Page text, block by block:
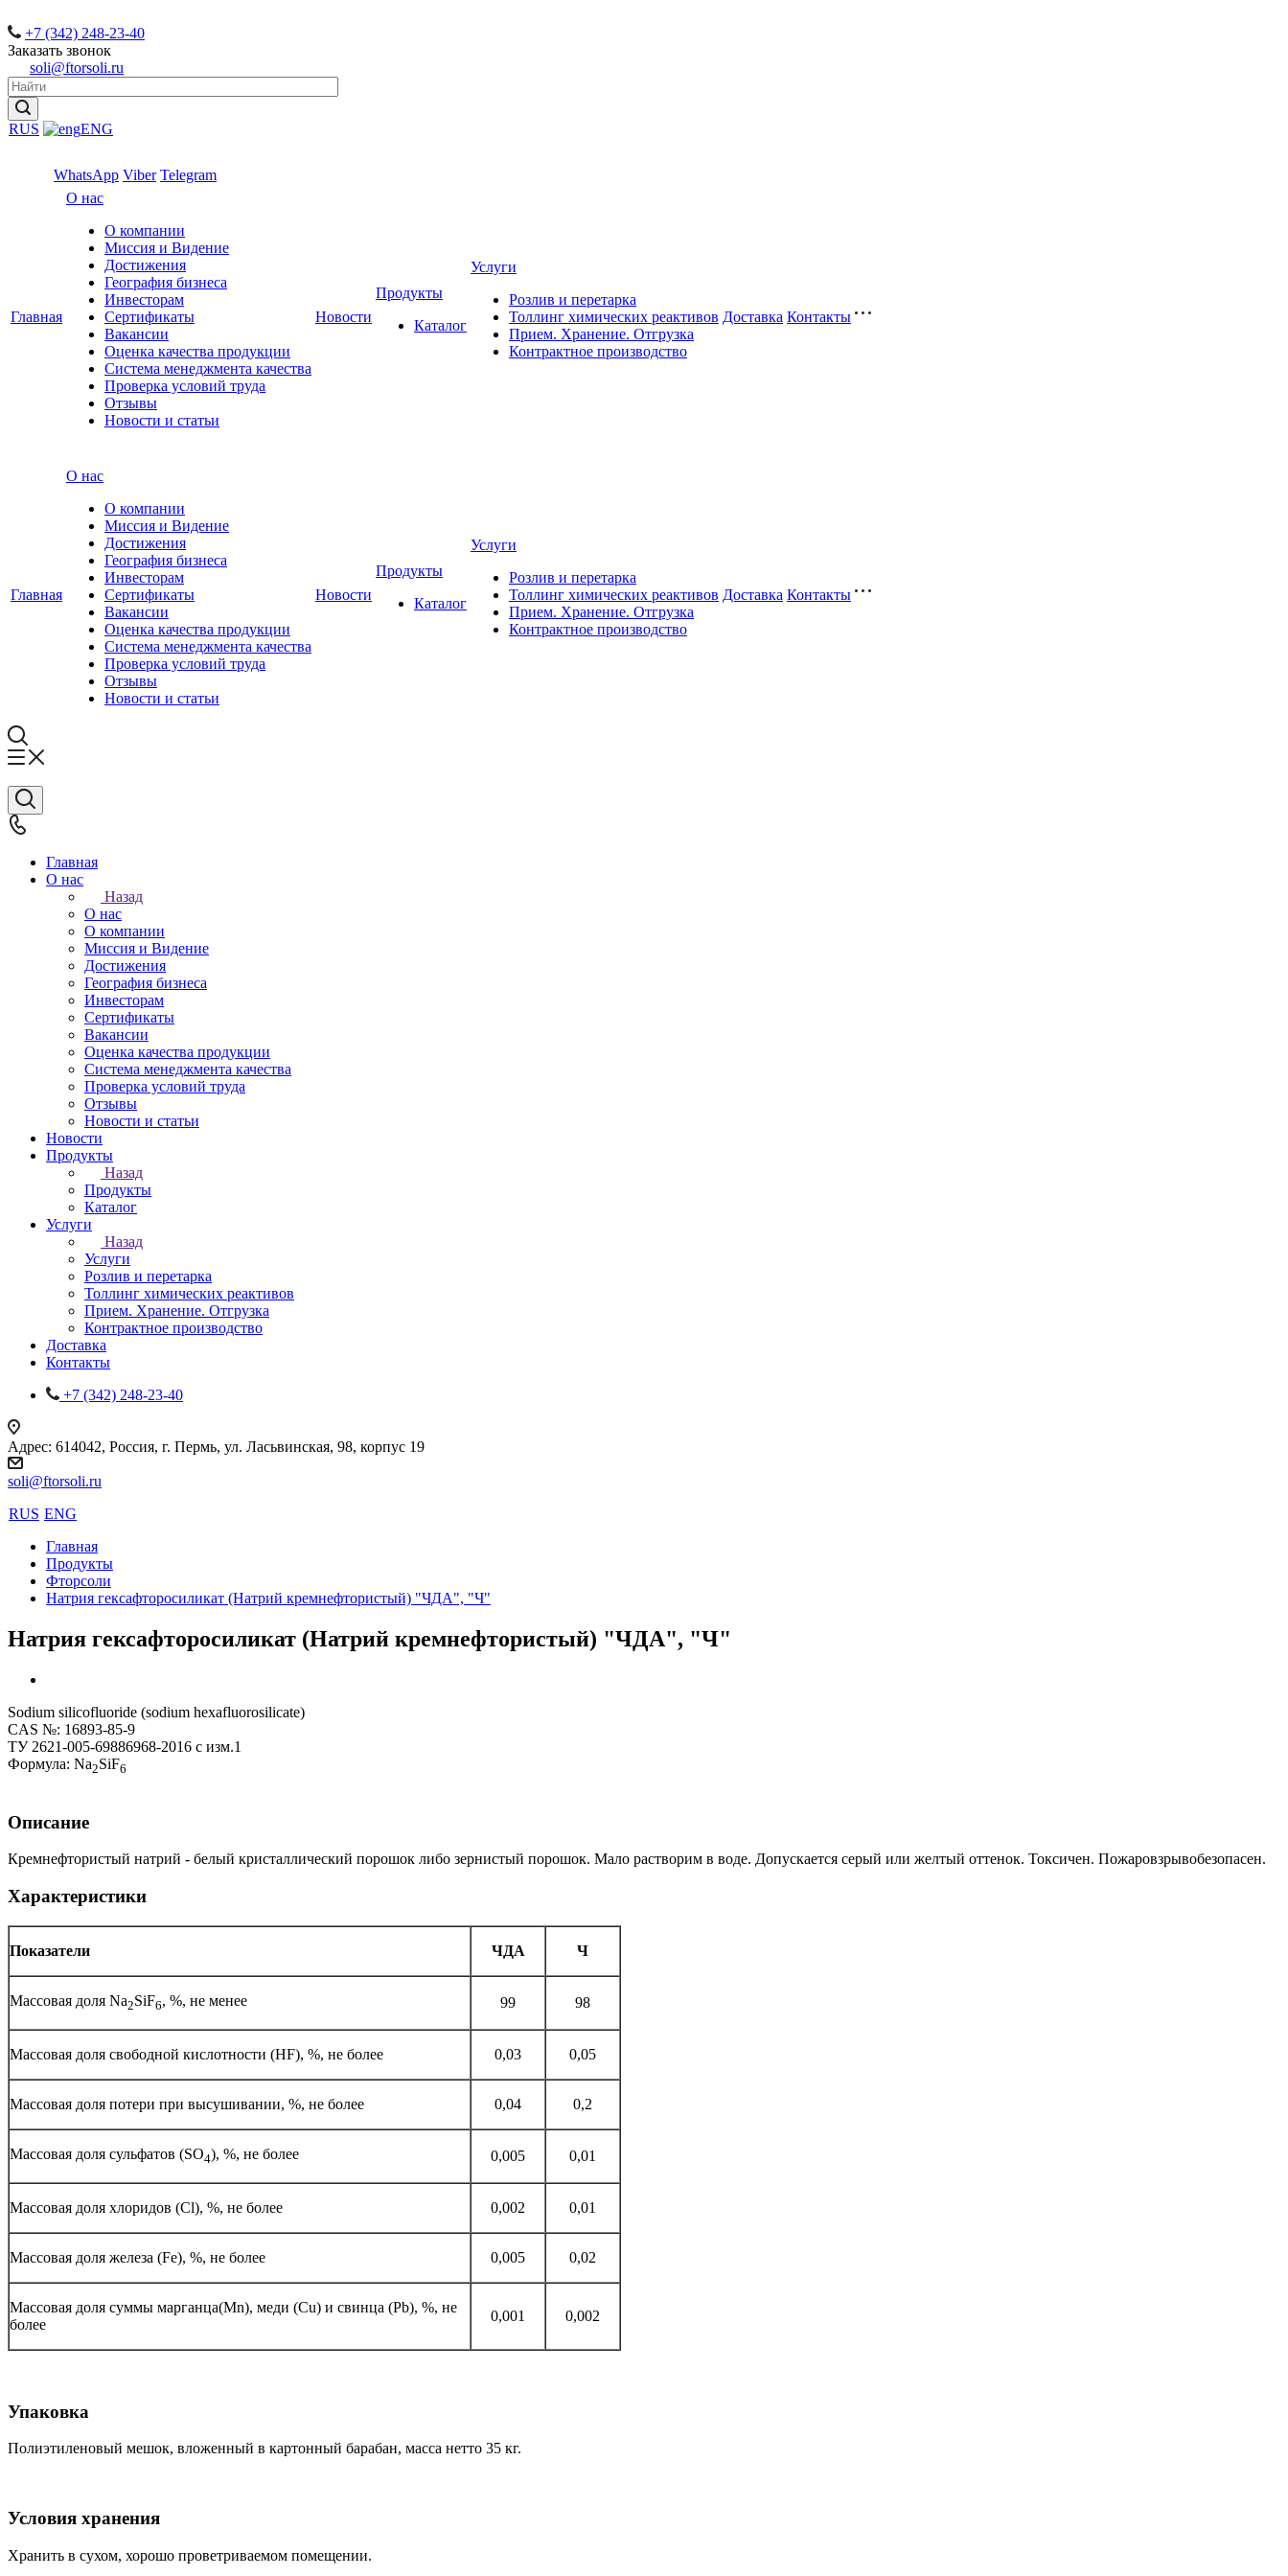
+7 (342) 248-23-40
Заказать звонок
soli@ftorsoli.ru
RUS ENG
WhatsApp Viber Telegram
Главная
О нас
О компании
Миссия и Видение
Достижения
География бизнеса
Инвесторам
Сертификаты
Вакансии
Оценка качества продукции
Система менеджмента качества
Проверка условий труда
Отзывы
Новости и статьи
Новости
Продукты
Каталог
Услуги
Розлив и перетарка
Толлинг химических реактивов
Прием. Хранение. Отгрузка
Контрактное производство
Доставка Контакты
Главная
О нас
О компании
Миссия и Видение
Достижения
География бизнеса
Инвесторам
Сертификаты
Вакансии
Оценка качества продукции
Система менеджмента качества
Проверка условий труда
Отзывы
Новости и статьи
Новости
Продукты
Каталог
Услуги
Розлив и перетарка
Толлинг химических реактивов
Прием. Хранение. Отгрузка
Контрактное производство
Доставка Контакты
Главная
О нас
Назад
О нас
О компании
Миссия и Видение
Достижения
География бизнеса
Инвесторам
Сертификаты
Вакансии
Оценка качества продукции
Система менеджмента качества
Проверка условий труда
Отзывы
Новости и статьи
Новости
Продукты
Назад
Продукты
Каталог
Услуги
Назад
Услуги
Розлив и перетарка
Толлинг химических реактивов
Прием. Хранение. Отгрузка
Контрактное производство
Доставка
Контакты
+7 (342) 248-23-40
Адрес: 614042, Россия, г. Пермь, ул. Ласьвинская, 98, корпус 19
soli@ftorsoli.ru
RUS ENG
Главная
Продукты
Фторсоли
Натрия гексафторосиликат (Натрий кремнефтористый) "ЧДА", "Ч"
Натрия гексафторосиликат (Натрий кремнефтористый) "ЧДА", "Ч"
Sodium silicofluoride (sodium hexafluorosilicate)
CAS №: 16893-85-9
ТУ 2621-005-69886968-2016 с изм.1
Формула: Na2SiF6
Описание
Кремнефтористый натрий - белый кристаллический порошок либо зернистый порошок. Мало растворим в воде. Допускается серый или желтый оттенок. Токсичен. Пожаровзрывобезопасен.
Характеристики
Показатели ЧДА Ч
Массовая доля Na2SiF6, %, не менее 99 98
Массовая доля свободной кислотности (HF), %, не более 0,03 0,05
Массовая доля потери при высушивании, %, не более 0,04 0,2
Массовая доля сульфатов (SO4), %, не более 0,005 0,01
Массовая доля хлоридов (Cl), %, не более 0,002 0,01
Массовая доля железа (Fe), %, не более 0,005 0,02
Массовая доля суммы марганца(Mn), меди (Cu) и свинца (Pb), %, не
более
0,001 0,002
Упаковка
Полиэтиленовый мешок, вложенный в картонный барабан, масса нетто 35 кг.
Условия хранения
Хранить в сухом, хорошо проветриваемом помещении.